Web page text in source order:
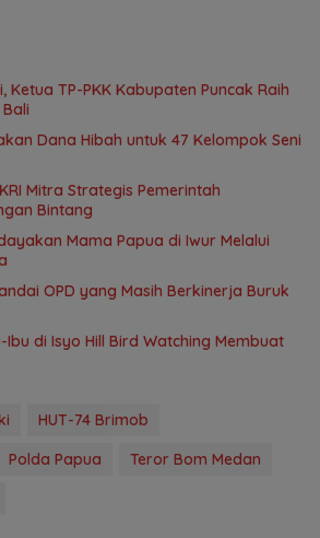
TP-PKK Kabupaten Puncak Raih
Dana Hibah untuk 47 Kelompok Seni
Mitra Strategis Pemerintah
Bintang
Mama Papua di Iwur Melalui
OPD yang Masih Berkinerja Buruk
Ibu di Isyo Hill Bird Watching Membuat
HUT-74 Brimob
Polda Papua
Teror Bom Medan